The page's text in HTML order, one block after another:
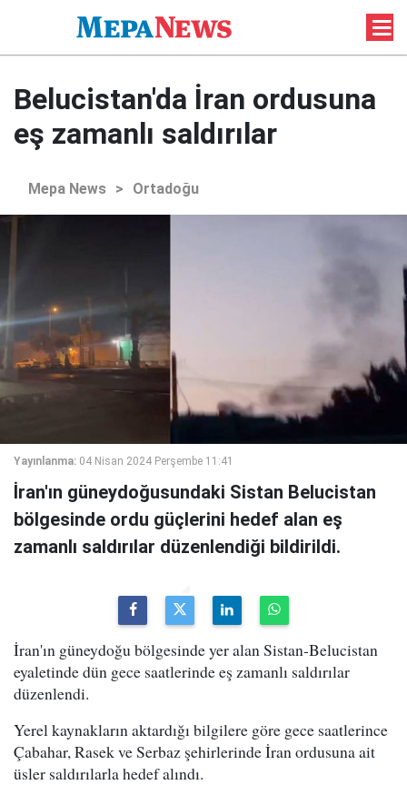
Belucistan'da İran ordusuna
eş zamanlı saldırılar
Mepa News > Ortadoğu
Yayınlanma: 04 Nisan 2024 Perşembe 11:41
İran'ın güneydoğusundaki Sistan Belucistan
bölgesinde ordu güçlerini hedef alan eş
zamanlı saldırılar düzenlendiği bildirildi.
İran'ın güneydoğu bölgesinde yer alan Sistan-Belucistan
eyaletinde dün gece saatlerinde eş zamanlı saldırılar
düzenlendi.
Yerel kaynakların aktardığı bilgilere göre gece saatlerince
Çabahar, Rasek ve Serbaz şehirlerinde İran ordusuna ait
üsler saldırılarla hedef alındı.